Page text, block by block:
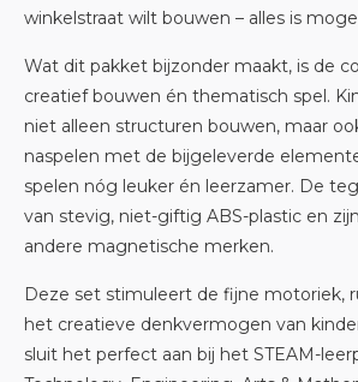
winkelstraat wilt bouwen – alles is
Wat dit pakket bijzonder maakt, is de
creatief bouwen én thematisch spel.
niet alleen structuren bouwen, maar
naspelen met de bijgeleverde
spelen nóg leuker én leerzamer. De
van stevig, niet-giftig ABS-plastic en
andere magnetische merken.
Deze set stimuleert de fijne motoriek,
het creatieve denkvermogen van
sluit het perfect aan bij het STEAM-